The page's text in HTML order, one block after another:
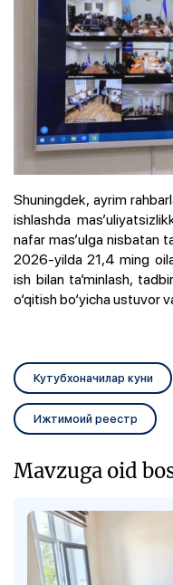
Shuningdek, ayrim
ishlashda
nafar mas’ulga nisbatan
2026-yilda 21,4 ming
ish bilan ta’minlash,
o‘qitish bo‘yicha ustuvor
Кутубхоначилар куни
Ижтимоий реестр
Mavzuga oid